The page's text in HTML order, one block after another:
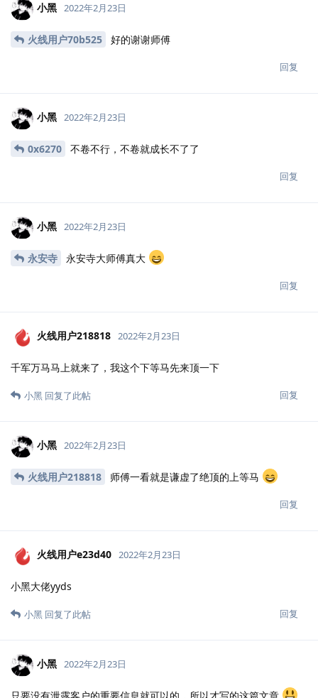
小黑 2022年2月23日
火线用户70b525 好的谢谢师傅
回复
小黑 2022年2月23日
0x6270 不卷不行，不卷就成长不了了
回复
小黑 2022年2月23日
永安寺 永安寺大师傅真大
回复
火线用户218818 2022年2月23日
千军万马马上就来了，我这个下等马先来顶一下
回复
小黑 回复了此帖
小黑 2022年2月23日
火线用户218818 师傅一看就是谦虚了绝顶的上等马
回复
火线用户e23d40 2022年2月23日
小黑大佬yyds
回复
小黑 回复了此帖
小黑 2022年2月23日
只要没有泄露客户的重要信息就可以的，所以才写的这篇文章